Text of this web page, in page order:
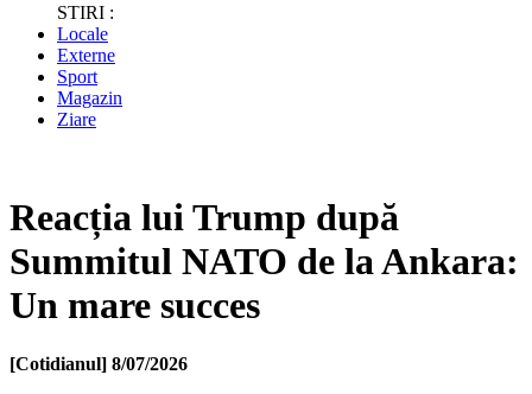
STIRI :
Locale
Externe
Sport
Magazin
Ziare
Reacția lui Trump după
Summitul NATO de la Ankara:
Un mare succes
[Cotidianul] 8/07/2026